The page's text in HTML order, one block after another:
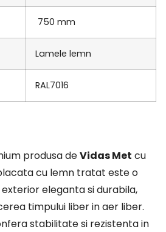
750 mm
Lamele lemn
RAL7016
produsa deVidas Met cu
cu lemn tratat este o
eleganta si durabila,
timpului liber in aer liber.
stabilitate si rezistenta in